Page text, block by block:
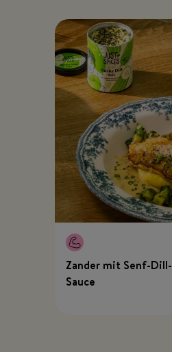
Zander mit Senf-Dill-
Sauce